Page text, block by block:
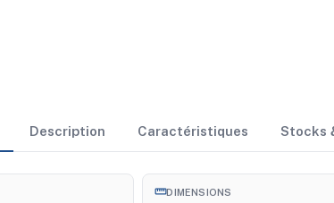
Description Caractéristiques Stocks
straightenDIMENSIONS